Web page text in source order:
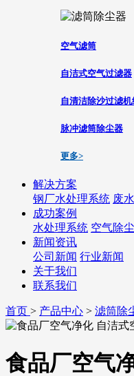
空气滤筒
自洁式空气过滤器
自清洁除沙过滤机
脉冲滤筒除尘器
更多>
解决方案
钢厂水处理系统 废
成功案例
水处理系统 空气除
新闻资讯
公司新闻 行业新闻
关于我们
联系我们
首页 > 产品中心 > 滤筒除
食品厂空气